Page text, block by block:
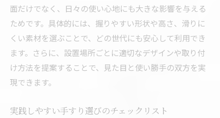
面だけでなく、日々の使い心地にも大きな影響を与える
ためです。具体的には、握りやすい形状や高さ、滑りに
くい素材を選ぶことで、どの世代にも安心して利用でき
ます。さらに、設置場所ごとに適切なデザインや取り付
け方法を提案することで、見た目と使い勝手の双方を実
現できます。
実践しやすい手すり選びのチェックリスト